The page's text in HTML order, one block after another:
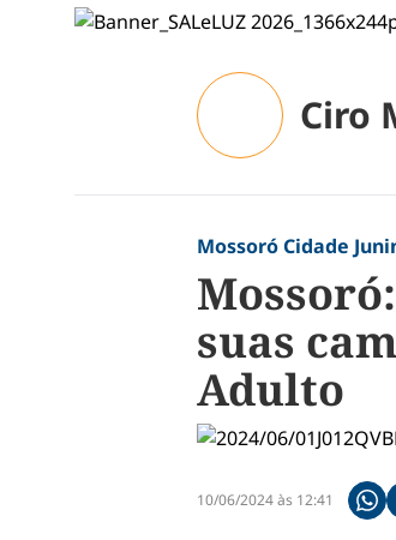
Ciro
Mossoró Cidade
suas
Adulto
10/06/2024 às 12:41